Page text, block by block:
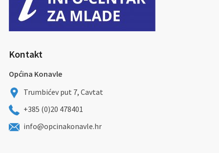
Kontakt
Općina Konavle
Trumbićev put 7, Cavtat
+385 (0)20 478401
info@opcinakonavle.hr